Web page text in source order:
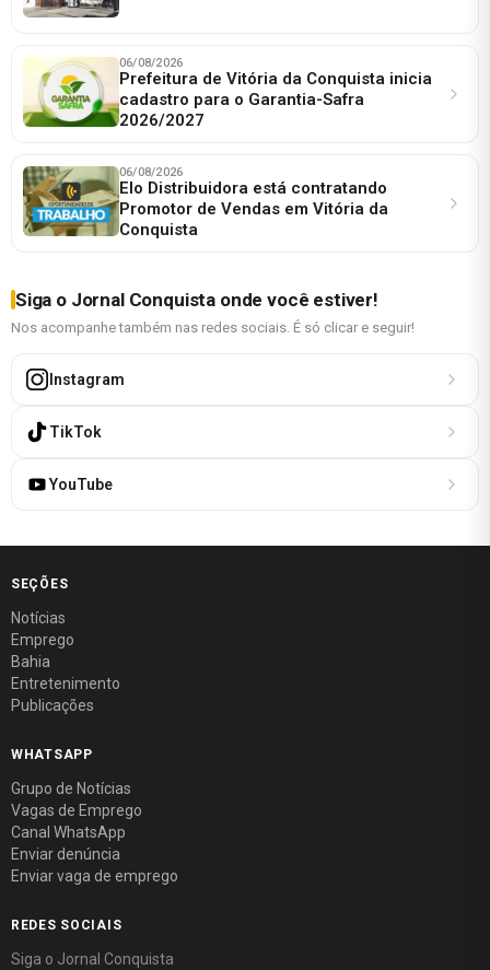
06/08/2026
Prefeitura de Vitória da Conquista inicia
cadastro para o Garantia-Safra
2026/2027
06/08/2026
Elo Distribuidora está contratando
Promotor de Vendas em Vitória da
Conquista
Siga o Jornal Conquista onde você estiver!
Nos acompanhe também nas redes sociais. É só clicar e seguir!
Instagram
TikTok
YouTube
SEÇÕES
Notícias
Emprego
Bahia
Entretenimento
Publicações
WHATSAPP
Grupo de Notícias
Vagas de Emprego
Canal WhatsApp
Enviar denúncia
Enviar vaga de emprego
REDES SOCIAIS
Siga o Jornal Conquista